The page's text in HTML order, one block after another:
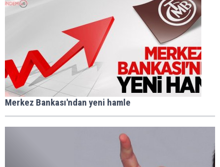
Merkez Bankası'ndan yeni hamle